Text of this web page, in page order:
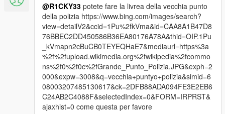
@R1CKY33 potete fare la livrea della vecchia punto
della polizia https://www.bing.com/images/search?
view=detailV2&ccid=1Pu%2fkVma&id=CAA8A1B47D8
76BBEC2DD450586B36EA80176A78A&thid=OIP.1Pu
_kVmapn2cBuCB0TEYEQHaE7&mediaurl=https%3a
%2f%2fupload.wikimedia.org%2fwikipedia%2fcommo
ns%2f0%2f0c%2fGrande_Punto_Polizia.JPG&exph=2
000&expw=3008&q=vecchia+puntyo+polizia&simid=6
08003207485130617&ck=2DFB88ADA094FE3E2EB6
C24AB2C4088F&selectedIndex=0&FORM=IRPRST&
ajaxhist=0 come questa per favore